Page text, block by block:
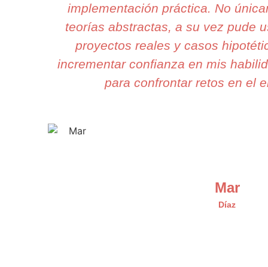
implementación práctica. No
teorías abstractas, a su vez pude
proyectos reales y casos
incrementar confianza en mis
para confrontar retos en el
Mar
Díaz